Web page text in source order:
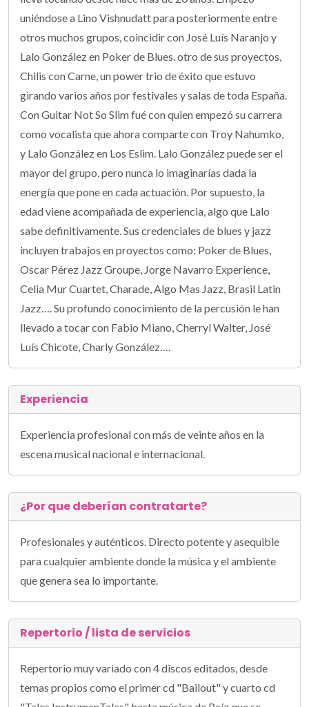
uniéndose a Lino Vishnudatt para posteriormente entre
otros muchos grupos, coincidir con José Luís Naranjo y
Lalo González en Poker de Blues. otro de sus proyectos,
Chilis con Carne, un power trio de éxito que estuvo
girando varios años por festivales y salas de toda España.
Con Guitar Not So Slim fué con quien empezó su carrera
como vocalista que ahora comparte con Troy Nahumko,
y Lalo González en Los Eslim. Lalo González puede ser el
mayor del grupo, pero nunca lo imaginarías dada la
energía que pone en cada actuación. Por supuesto, la
edad viene acompañada de experiencia, algo que Lalo
sabe definitivamente. Sus credenciales de blues y jazz
incluyen trabajos en proyectos como: Poker de Blues,
Oscar Pérez Jazz Groupe, Jorge Navarro Experience,
Celia Mur Cuartet, Charade, Algo Mas Jazz, Brasil Latin
Jazz…. Su profundo conocimiento de la percusión le han
llevado a tocar con Fabio Miano, Cherryl Walter, José
Luís Chicote, Charly González….
Experiencia
Experiencia profesional con más de veinte años en la
escena musical nacional e internacional.
¿Por que deberían contratarte?
Profesionales y auténticos. Directo potente y asequible
para cualquier ambiente donde la música y el ambiente
que genera sea lo importante.
Repertorio / lista de servicios
Repertorio muy variado con 4 discos editados, desde
temas propios como el primer cd "Bailout" y cuarto cd